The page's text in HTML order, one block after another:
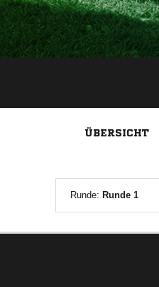
ÜBERSICHT
Runde: Runde 1